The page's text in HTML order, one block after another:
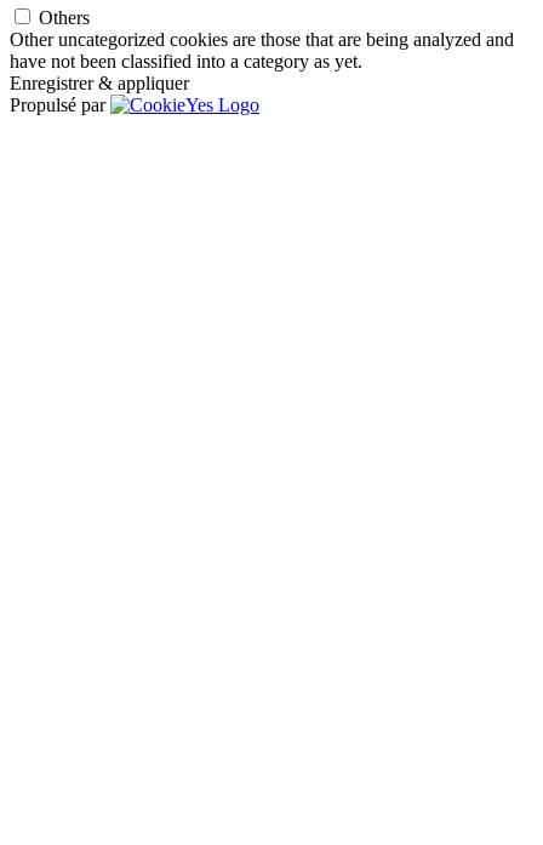
Others
Other uncategorized cookies are those that are being analyzed and
have not been classified into a category as yet.
Enregistrer & appliquer
Propulsé par